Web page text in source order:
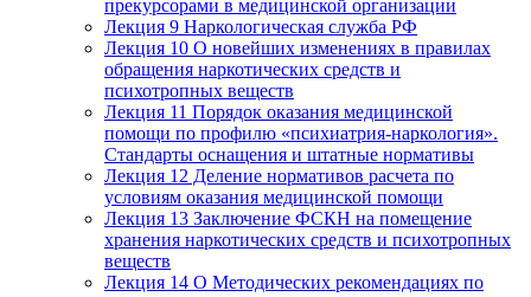
прекурсорами в медицинской организации
Лекция 9 Наркологическая служба РФ
Лекция 10 О новейших изменениях в правилах
обращения наркотических средств и
психотропных веществ
Лекция 11 Порядок оказания медицинской
помощи по профилю «психиатрия-наркология».
Стандарты оснащения и штатные нормативы
Лекция 12 Деление нормативов расчета по
условиям оказания медицинской помощи
Лекция 13 Заключение ФСКН на помещение
хранения наркотических средств и психотропных
веществ
Лекция 14 О Методических рекомендациях по